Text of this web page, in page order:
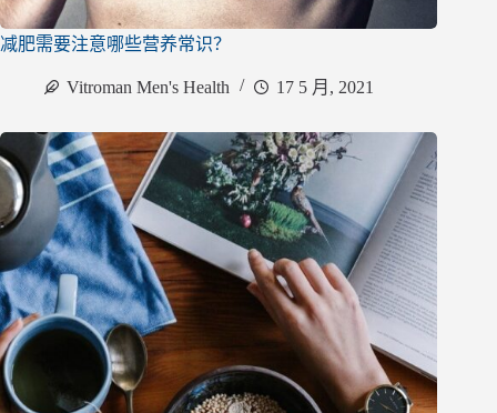
减肥需要注意哪些营养常识？
Vitroman Men's Health 17 5 月, 2021